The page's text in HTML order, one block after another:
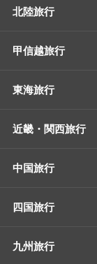
北陸旅行
甲信越旅行
東海旅行
近畿・関西旅行
中国旅行
四国旅行
九州旅行